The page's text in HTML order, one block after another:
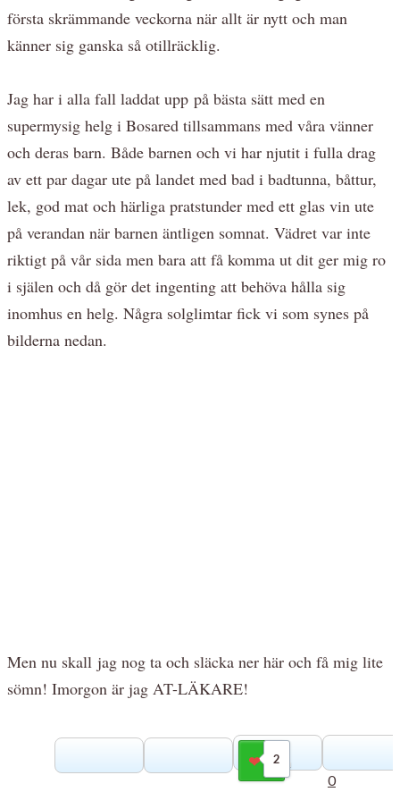
första skrämmande veckorna när allt är nytt och man
känner sig ganska så otillräcklig.
Jag har i alla fall laddat upp på bästa sätt med en
supermysig helg i Bosared tillsammans med våra vänner
och deras barn. Både barnen och vi har njutit i fulla drag
av ett par dagar ute på landet med bad i badtunna, båttur,
lek, god mat och härliga pratstunder med ett glas vin ute
på verandan när barnen äntligen somnat. Vädret var inte
riktigt på vår sida men bara att få komma ut dit ger mig ro
i själen och då gör det ingenting att behöva hålla sig
inomhus en helg. Några solglimtar fick vi som synes på
bilderna nedan.
Men nu skall jag nog ta och släcka ner här och få mig lite
sömn! Imorgon är jag AT-LÄKARE!
2
Gilla
0